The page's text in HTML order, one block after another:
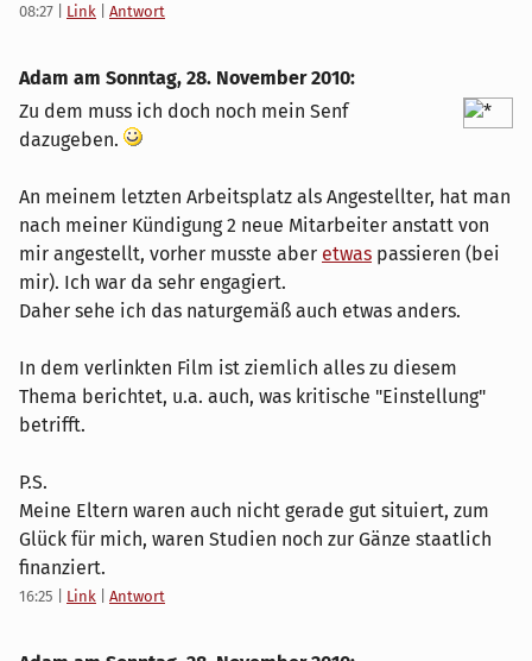
08:27 Link Antwort
Adam am Sonntag, 28. November 2010:
Zu dem muss ich doch noch mein Senf
dazugeben.
An meinem letzten Arbeitsplatz als Angestellter, hat man
nach meiner Kündigung 2 neue Mitarbeiter anstatt von
mir angestellt, vorher musste aber etwas passieren (bei
mir). Ich war da sehr engagiert.
Daher sehe ich das naturgemäß auch etwas anders.
In dem verlinkten Film ist ziemlich alles zu diesem
Thema berichtet, u.a. auch, was kritische "Einstellung"
betrifft.
P.S.
Meine Eltern waren auch nicht gerade gut situiert, zum
Glück für mich, waren Studien noch zur Gänze staatlich
finanziert.
16:25 Link Antwort